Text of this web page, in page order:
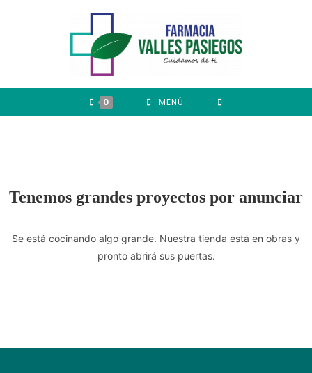
0 MENÚ
Tenemos grandes proyectos por anunciar
Se está cocinando algo grande. Nuestra tienda está en obras y
pronto abrirá sus puertas.